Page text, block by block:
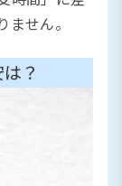
せん。
？